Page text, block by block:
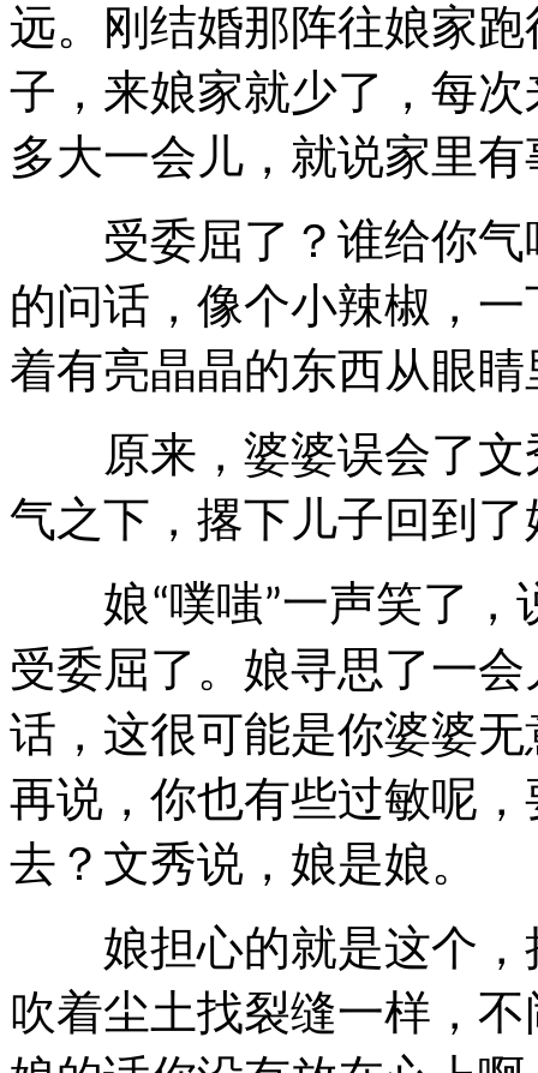
远。刚结婚那阵往娘家
子，来娘家就少了，每
多大一会儿，就说家里
受委屈了？谁给你气
的问话，像个小辣椒，
着有亮晶晶的东西从眼
原来，婆婆误会了文
气之下，撂下儿子回到了
娘“噗嗤”一声笑了，
受委屈了。娘寻思了一
话，这很可能是你婆婆
再说，你也有些过敏呢
去？文秀说，娘是娘。
娘担心的就是这个，
吹着尘土找裂缝一样，